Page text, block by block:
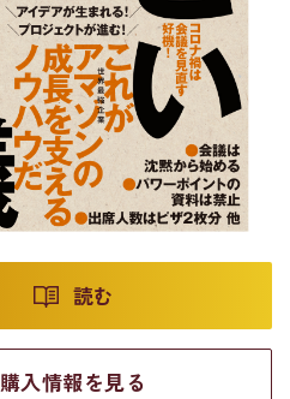
読む
購入情報を見る